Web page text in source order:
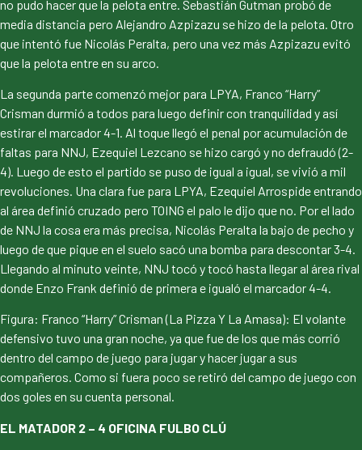
no pudo hacer que la pelota entre. Sebastián Gutman probó de
media distancia pero Alejandro Azpizazu se hizo de la pelota. Otro
que intentó fue Nicolás Peralta, pero una vez más Azpizazu evitó
que la pelota entre en su arco.
La segunda parte comenzó mejor para LPYA, Franco “Harry”
Crisman durmió a todos para luego definir con tranquilidad y así
estirar el marcador 4-1. Al toque llegó el penal por acumulación de
faltas para NNJ, Ezequiel Lezcano se hizo cargó y no defraudó (2-
4). Luego de esto el partido se puso de igual a igual, se vivió a mil
revoluciones. Una clara fue para LPYA, Ezequiel Arrospide entrando
al área definió cruzado pero TOING el palo le dijo que no. Por el lado
de NNJ la cosa era más precisa, Nicolás Peralta la bajo de pecho y
luego de que pique en el suelo sacó una bomba para descontar 3-4.
Llegando al minuto veinte, NNJ tocó y tocó hasta llegar al área rival
donde Enzo Frank definió de primera e igualó el marcador 4-4.
Figura: Franco “Harry” Crisman (La Pizza Y La Amasa): El volante
defensivo tuvo una gran noche, ya que fue de los que más corrió
dentro del campo de juego para jugar y hacer jugar a sus
compañeros. Como si fuera poco se retiró del campo de juego con
dos goles en su cuenta personal.
EL MATADOR 2 – 4 OFICINA FULBO CLÚ